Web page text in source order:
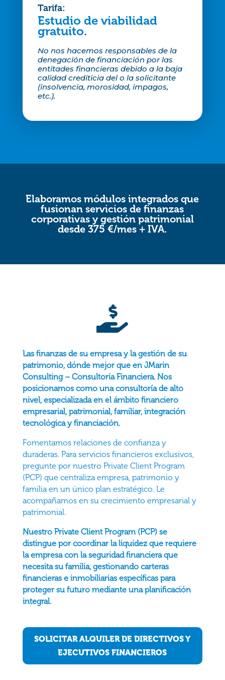
Tarifa:
Estudio de viabilidad
gratuito.
No nos hacemos responsables de la
denegación de financiación por las
entitades financieras debido a la baja
calidad crediticia del o la solicitante
(insolvencia, morosidad, impagos,
etc.).
Elaboramos módulos integrados que
fusionan servicios de finanzas
corporativas y gestión patrimonial
desde 375 €/mes + IVA.

Las finanzas de su empresa y la gestión de su
patrimonio, dónde mejor que en JMarin
Consulting – Consultoría Financiera. Nos
posicionamos como una consultoría de alto
nivel, especializada en el ámbito financiero
empresarial, patrimonial, familiar, integración
tecnológica y financiación.
Fomentamos relaciones de confianza y
duraderas. Para servicios financieros exclusivos,
pregunte por nuestro Private Client Program
(PCP) que centraliza empresa, patrimonio y
familia en un único plan estratégico. Le
acompañamos en su crecimiento empresarial y
patrimonial.
Nuestro Private Client Program (PCP) se
distingue por coordinar la liquidez que requiere
la empresa con la seguridad financiera que
necesita su familia, gestionando carteras
financieras e inmobiliarias específicas para
proteger su futuro mediante una planificación
integral.
SOLICITAR ALQUILER DE DIRECTIVOS Y
EJECUTIVOS FINANCIEROS